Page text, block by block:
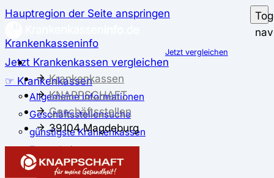
Hauptregion der Seite anspringen
Krankenkasseninfo
Jetzt Krankenkassen vergleichen
☞ Krankenkassen
Allgemeine Informationen
Geschäftsstellensuche
günstigste Krankenkassen
Zusatzbeitrag
✅ Krankenkassen Test
Jetzt vergleichen
Krankenkassen
KNAPPSCHAFT
Geschäftsstellen
39104 Magdeburg